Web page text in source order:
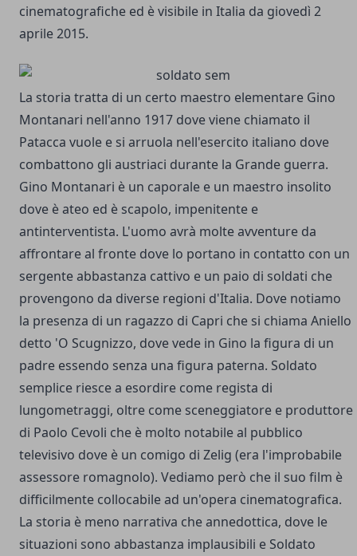
cinematografiche ed è visibile in Italia da giovedì 2
aprile 2015.
La storia tratta di un certo maestro elementare Gino
Montanari nell'anno 1917 dove viene chiamato il
Patacca vuole e si arruola nell'esercito italiano dove
combattono gli austriaci durante la Grande guerra.
Gino Montanari è un caporale e un maestro insolito
dove è ateo ed è scapolo, impenitente e
antinterventista. L'uomo avrà molte avventure da
affrontare al fronte dove lo portano in contatto con un
sergente abbastanza cattivo e un paio di soldati che
provengono da diverse regioni d'Italia. Dove notiamo
la presenza di un ragazzo di Capri che si chiama Aniello
detto 'O Scugnizzo, dove vede in Gino la figura di un
padre essendo senza una figura paterna. Soldato
semplice riesce a esordire come regista di
lungometraggi, oltre come sceneggiatore e produttore
di Paolo Cevoli che è molto notabile al pubblico
televisivo dove è un comigo di Zelig (era l'improbabile
assessore romagnolo). Vediamo però che il suo film è
difficilmente collocabile ad un'opera cinematografica.
La storia è meno narrativa che annedottica, dove le
situazioni sono abbastanza implausibili e Soldato